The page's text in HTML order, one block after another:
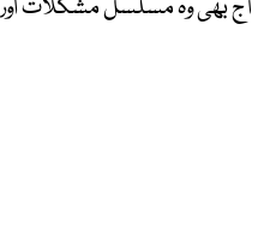
آج بھی وہ مسلسل مشکلات